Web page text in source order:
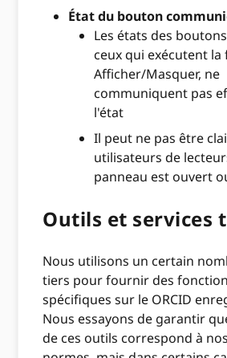
État du bouton
Les états des
ceux qui exécutent
Afficher/Masquer, ne
communiquent pas
l'état
Il peut ne pas être
utilisateurs de
panneau est ouvert
Outils et services
Nous utilisons un certain
tiers pour fournir des
spécifiques sur le ORCID
Nous essayons de garantir
de ces outils correspond à